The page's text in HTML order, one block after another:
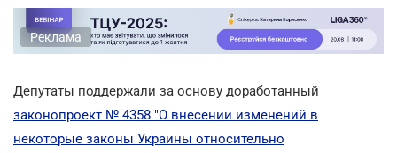
Реклама
Депутаты поддержали за основу доработанный
законопроект № 4358 "О внесении изменений в
некоторые законы Украины относительно